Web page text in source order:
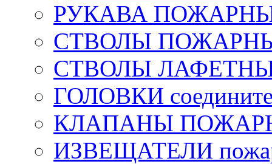
РУКАВА
СТВОЛЫ
СТВОЛЫ
ГОЛОВКИ
КЛАПАНЫ
ИЗВЕЩАТЕЛИ